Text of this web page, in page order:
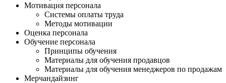
Мотивация персонала
Системы оплаты труда
Методы мотивации
Оценка персонала
Обучение персонала
Принципы обучения
Материалы для обучения продавцов
Материалы для обучения менеджеров по продажам
Мерчандайзинг